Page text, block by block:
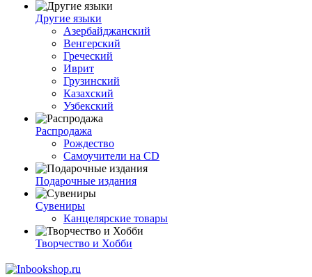
Другие языки
Азербайджанский
Венгерский
Греческий
Иврит
Грузинский
Казахский
Узбекский
Распродажа
Рождество
Самоучители на CD
Подарочные издания
Сувениры
Канцелярские товары
Творчество и Хобби